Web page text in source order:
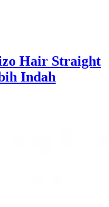
Hair Straight
Indah